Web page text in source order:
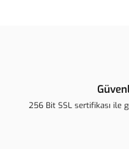
Ürün açıklamasında eksik
256 Bit SSL sertifikası ile